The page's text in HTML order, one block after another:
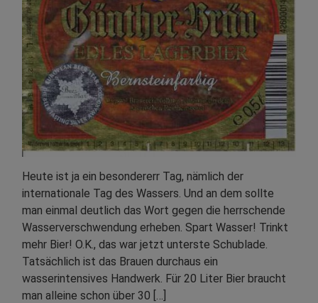
Heute ist ja ein besondererr Tag, nämlich der
internationale Tag des Wassers. Und an dem sollte
man einmal deutlich das Wort gegen die herrschende
Wasserverschwendung erheben. Spart Wasser! Trinkt
mehr Bier! O.K., das war jetzt unterste Schublade.
Tatsächlich ist das Brauen durchaus ein
wasserintensives Handwerk. Für 20 Liter Bier braucht
man alleine schon über 30 […]